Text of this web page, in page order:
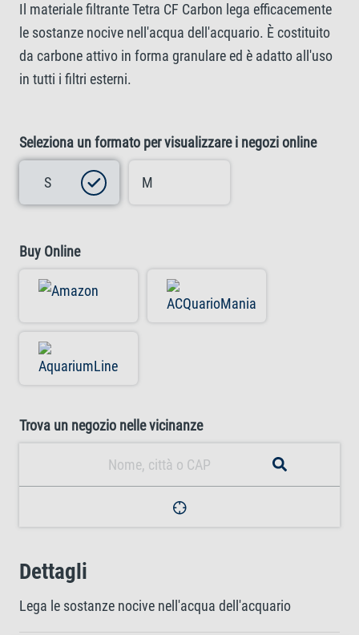
Il materiale filtrante Tetra CF Carbon lega efficacemente
le sostanze nocive nell'acqua dell'acquario. È costituito
da carbone attivo in forma granulare ed è adatto all'uso
in tutti i filtri esterni.
Seleziona un formato per visualizzare i negozi online
S M
Buy Online
Trova un negozio nelle vicinanze
Dettagli
Lega le sostanze nocive nell'acqua dell'acquario